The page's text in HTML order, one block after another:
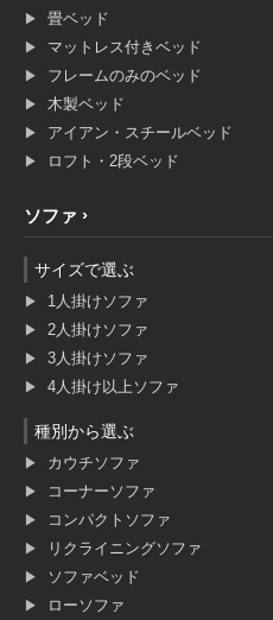
畳ベッド
マットレス付きベッド
フレームのみのベッド
木製ベッド
アイアン・スチールベッド
ロフト・2段ベッド
ソファ
サイズで選ぶ
1人掛けソファ
2人掛けソファ
3人掛けソファ
4人掛け以上ソファ
種別から選ぶ
カウチソファ
コーナーソファ
コンパクトソファ
リクライニングソファ
ソファベッド
ローソファ